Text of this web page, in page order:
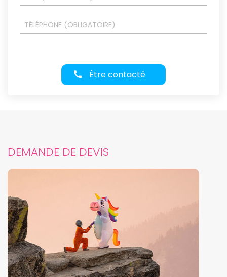
Être contacté
DEMANDE DE DEVIS